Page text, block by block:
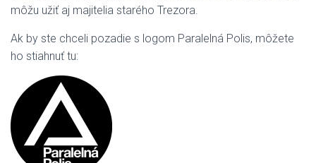
môžu užiť aj majitelia starého Trezora.
Ak by ste chceli pozadie s logom Paralelná Polis, môžete
ho stiahnuť tu: